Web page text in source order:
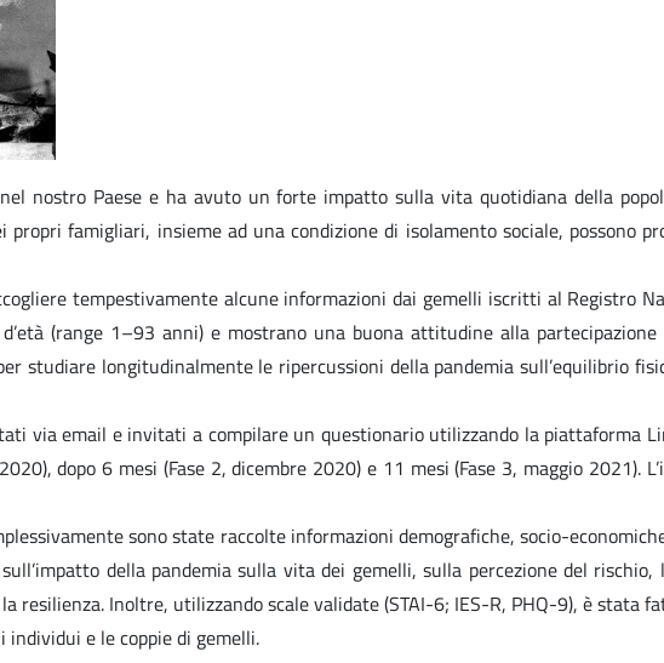
nostro Paese e ha avuto un forte impatto sulla vita quotidiana della
famigliari, insieme ad una condizione di isolamento sociale, possono
tempestivamente alcune informazioni dai gemelli iscritti al Registro
(range 1–93 anni) e mostrano una buona attitudine alla
studiare longitudinalmente le ripercussioni della pandemia sull’equilibrio
via email e invitati a compilare un questionario utilizzando la piattaforma
dopo 6 mesi (Fase 2, dicembre 2020) e 11 mesi (Fase 3, maggio 2021).
sono state raccolte informazioni demografiche, socio-
della pandemia sulla vita dei gemelli, sulla percezione del
resilienza. Inoltre, utilizzando scale validate (STAI-6; IES-R, PHQ-9), è
e le coppie di gemelli.